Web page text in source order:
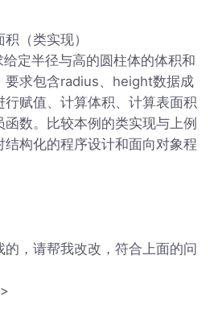
（类实现）
定半径与高的圆柱体的体积和
要求包含radius、height数据成
行赋值、计算体积、计算表面积
函数。比较本例的类实现与上例
构化的程序设计和面向对象程
，请帮我改改，符合上面的问